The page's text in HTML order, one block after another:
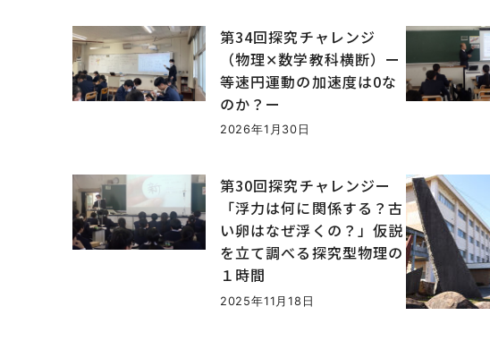
第34回探究チャレンジ
（物理✕数学教科横断）ー
等速円運動の加速度は0な
のか？ー
2026年1月30日
第30回探究チャレンジー
「浮力は何に関係する？古
い卵はなぜ浮くの？」仮説
を立て調べる探究型物理の
１時間
2025年11月18日